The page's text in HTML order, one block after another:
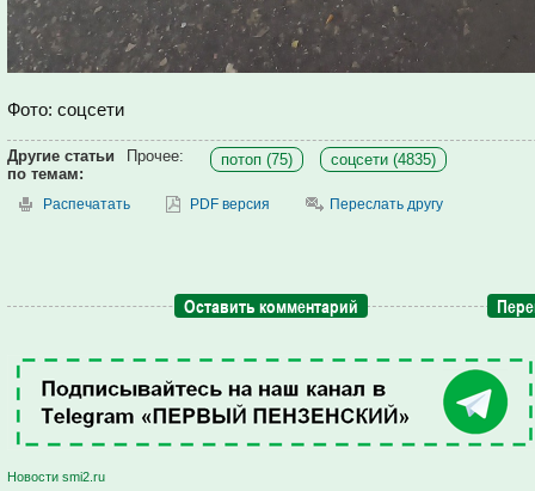
Фото: соцсети
Другие статьи
по темам:
Прочее: потоп (75) соцсети (4835)
Распечатать PDF версия Переслать другу
Оставить комментарий
Новости smi2.ru